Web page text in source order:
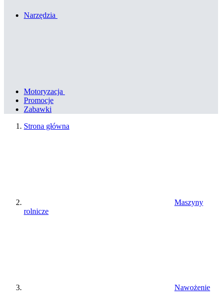
Narzędzia
Motoryzacja
Promocje
Zabawki
Strona główna
Maszyny
rolnicze
Nawożenie